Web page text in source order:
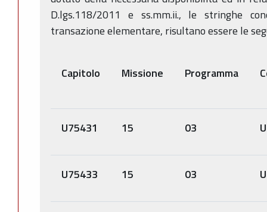
D.lgs.118/2011 e ss.mm.ii., le stringhe
transazione elementare, risultano essere le
Capitolo Missione Programma
U75431 15 03
U75433 15 03